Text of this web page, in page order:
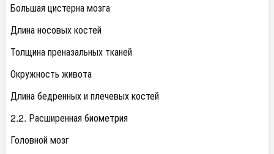
Большая цистерна мозга
Длина носовых костей
Толщина преназальных тканей
Окружность живота
Длина бедренных и плечевых костей
2.2. Расширенная биометрия
Головной мозг